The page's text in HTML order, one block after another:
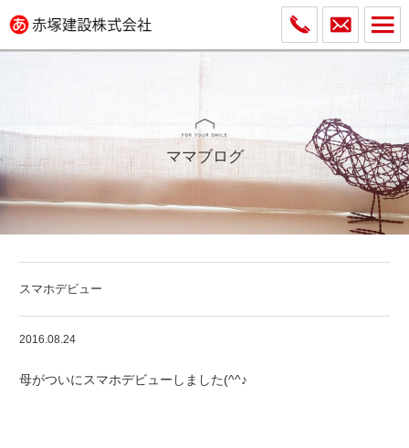
ママブログ
スマホデビュー
2016.08.24
母がついにスマホデビューしました(^^♪